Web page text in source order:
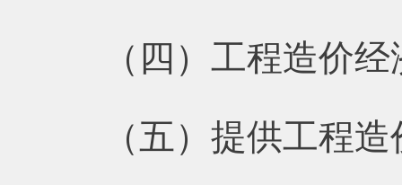
（四）工程造价经
（五）提供工程造